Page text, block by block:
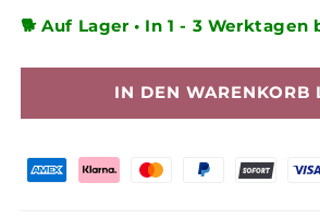
MENGE
KUSCHELTIER
MENGE
KUSCHELTIER
ELFIE
🐕 Auf Lager • In 1 - 3 Werktagen
IN DEN WARENKORB